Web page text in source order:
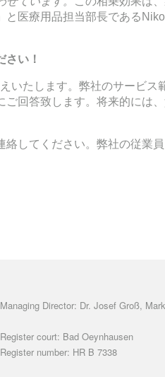
医療用品担当部長である
さい！
いたします。弊社のサービス
回答致します。将来的には
絡してください。弊社の従業
Managing Director: Dr. Josef Groß,
Register court: Bad Oeynhausen
Register number: HR B 7338